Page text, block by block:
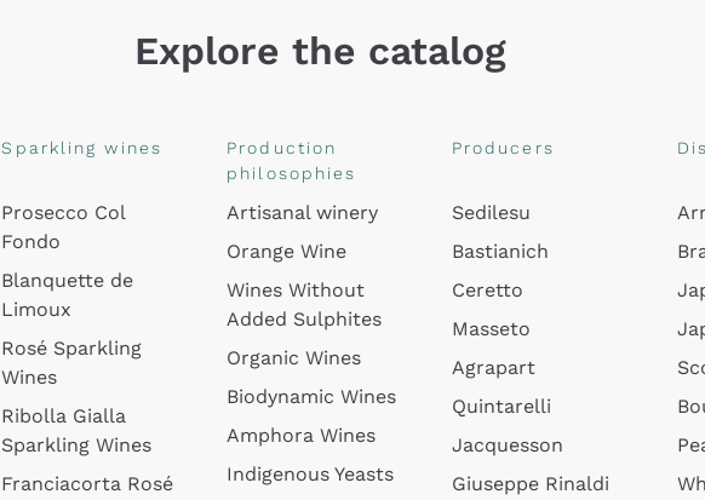
Explore the catalog
Sparkling wines
Prosecco Col
Fondo
Blanquette de
Limoux
Rosé Sparkling
Wines
Ribolla Gialla
Sparkling Wines
Franciacorta Rosé
Production
philosophies
Artisanal winery
Orange Wine
Wines Without
Added Sulphites
Organic Wines
Biodynamic Wines
Amphora Wines
Indigenous Yeasts
Producers
Sedilesu
Bastianich
Ceretto
Masseto
Agrapart
Quintarelli
Jacquesson
Giuseppe Rinaldi